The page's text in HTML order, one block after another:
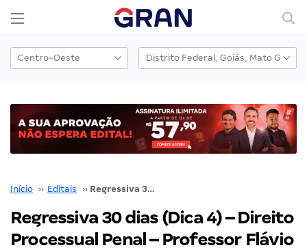
Início ›› Editais ›› Regressiva 30 dias (Dica 4) – Direito Processual Penal – Professor Flávio Milhomem
Regressiva 30 dias (Dica 4) – Direito
Processual Penal – Professor Flávio